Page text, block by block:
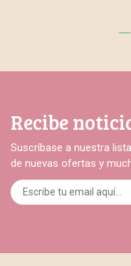
Recibe
Suscríbase a nuestra
de nuevas ofertas y